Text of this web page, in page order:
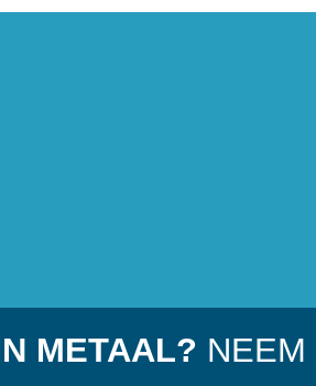
METAAL? NEEM